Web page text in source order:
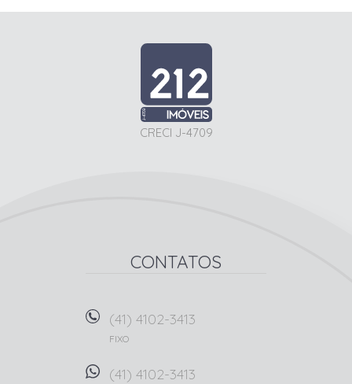
CRECI J-4709
CONTATOS
(41) 4102-3413
FIXO
(41) 4102-3413